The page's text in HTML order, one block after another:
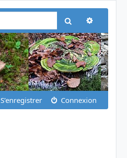
Rechercher
S’enregistrer Connexion